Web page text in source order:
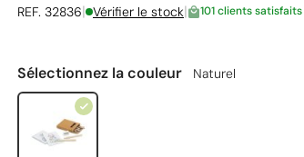
REF. 32836| Vérifier le stock| 101 clients satisfaits
Sélectionnez la couleur Naturel